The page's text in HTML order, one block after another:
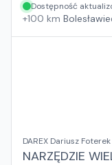
Dostępność
+100 km
DAREX Dariusz Foterek
NARZĘDZIE